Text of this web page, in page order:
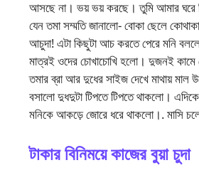
আসছে না। ভয় ভয় করছে। তুমি আমার ঘরে
যেন তমা সম্মতি জানালো- বোকা ছেলে
আচুদা! এটা কিছুটা আচ করতে পেরে মনি
মাত্রই ওদের চোখাচোখি হলো। দুজনই
তমার ব্রা আর দুধের সাইজ দেখে মাথায় মাল
বসালো দুধদুটা টিপতে টিপতে থাকলো।
মনিকে আকড়ে জোরে ধরে থাকলো।. মাসি
টাকার বিনিময়ে কাজের বুয়া চুদা